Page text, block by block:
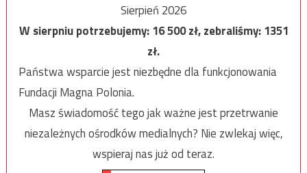
Sierpień 2026
W sierpniu potrzebujemy:16 500zł, zebraliśmy:1351
zł.
Państwa wsparcie jest niezbędne dla funkcjonowania
Fundacji Magna Polonia.
Masz świadomość tego jak ważne jest przetrwanie
niezależnych ośrodków medialnych? Nie zwlekaj więc,
wspieraj nas już od teraz.